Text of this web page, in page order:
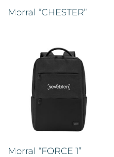
Morral “CHESTER”
Morral “FORCE 1”